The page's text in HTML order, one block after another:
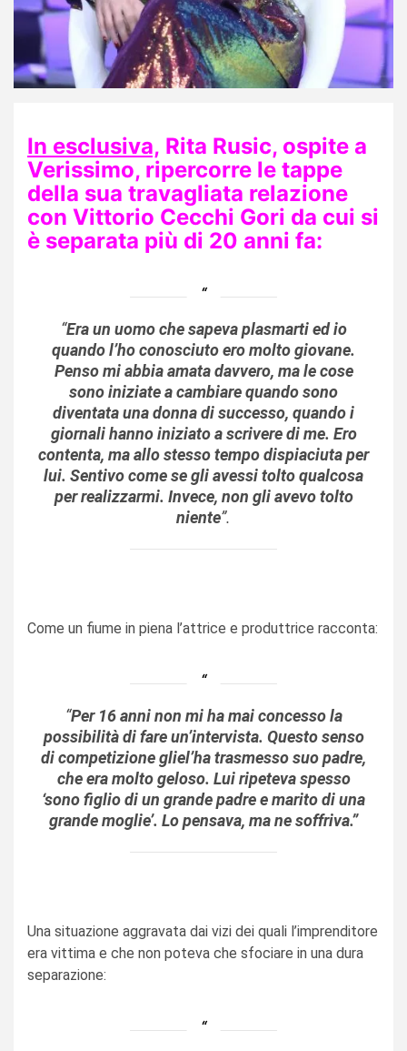
In esclusiva, Rita Rusic, ospite a
Verissimo, ripercorre le tappe
della sua travagliata relazione
con Vittorio Cecchi Gori da cui si
è separata più di 20 anni fa:
“Era un uomo che sapeva plasmarti ed io
quando l’ho conosciuto ero molto giovane.
Penso mi abbia amata davvero, ma le cose
sono iniziate a cambiare quando sono
diventata una donna di successo, quando i
giornali hanno iniziato a scrivere di me. Ero
contenta, ma allo stesso tempo dispiaciuta per
lui. Sentivo come se gli avessi tolto qualcosa
per realizzarmi. Invece, non gli avevo tolto
niente”.
Come un fiume in piena l’attrice e produttrice racconta:
“Per 16 anni non mi ha mai concesso la
possibilità di fare un’intervista. Questo senso
di competizione gliel’ha trasmesso suo padre,
che era molto geloso. Lui ripeteva spesso
‘sono figlio di un grande padre e marito di una
grande moglie’. Lo pensava, ma ne soffriva.”
Una situazione aggravata dai vizi dei quali l’imprenditore
era vittima e che non poteva che sfociare in una dura
separazione: